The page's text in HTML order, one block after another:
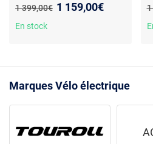
confort surdimensionnée
Ancien prix :
1 399,00€ Nouveau prix :
1 159,00€
En stock
-
1
Marques Vélo électrique